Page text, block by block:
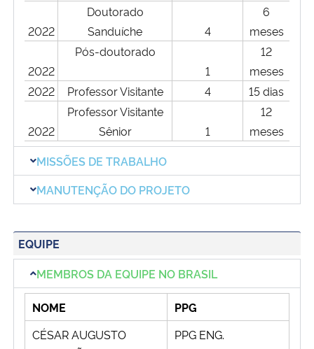
2022
Doutorado
Sanduíche
4
6
meses
2022
Pós-doutorado
1
12
meses
2022
Professor Visitante 4 15 dias
2022
Professor Visitante
Sênior
1
12
meses
MISSÕES DE TRABALHO
MANUTENÇÃO DO PROJETO
EQUIPE
MEMBROS DA EQUIPE NO BRASIL
NOME
PPG
CÉSAR AUGUSTO
PPG ENG.